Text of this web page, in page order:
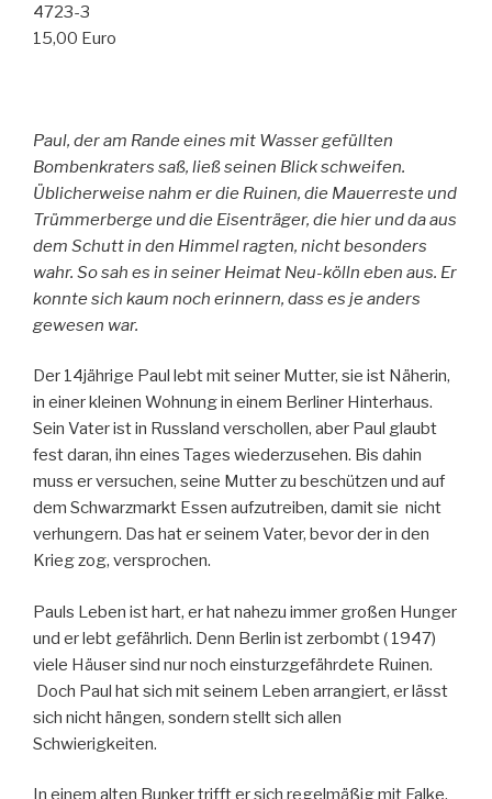
4723-3
15,00 Euro
Paul, der am Rande eines mit Wasser gefüllten
Bombenkraters saß, ließ seinen Blick schweifen.
Üblicherweise nahm er die Ruinen, die Mauerreste und
Trümmerberge und die Eisenträger, die hier und da aus
dem Schutt in den Himmel ragten, nicht besonders
wahr. So sah es in seiner Heimat Neu-kölln eben aus. Er
konnte sich kaum noch erinnern, dass es je anders
gewesen war.
Der 14jährige Paul lebt mit seiner Mutter, sie ist Näherin,
in einer kleinen Wohnung in einem Berliner Hinterhaus.
Sein Vater ist in Russland verschollen, aber Paul glaubt
fest daran, ihn eines Tages wiederzusehen. Bis dahin
muss er versuchen, seine Mutter zu beschützen und auf
dem Schwarzmarkt Essen aufzutreiben, damit sie nicht
verhungern. Das hat er seinem Vater, bevor der in den
Krieg zog, versprochen.
Pauls Leben ist hart, er hat nahezu immer großen Hunger
und er lebt gefährlich. Denn Berlin ist zerbombt ( 1947)
viele Häuser sind nur noch einsturzgefährdete Ruinen.
Doch Paul hat sich mit seinem Leben arrangiert, er lässt
sich nicht hängen, sondern stellt sich allen
Schwierigkeiten.
In einem alten Bunker trifft er sich regelmäßig mit Falke,